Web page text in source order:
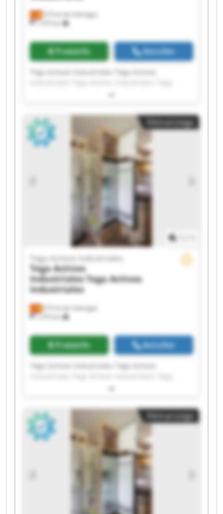
El Prat de Llobregat
1.270 km
Preisinfo Anrufen
Tega Activos Industriales Tega Activos
Activos Industriales Tega Activos Industriales
Industriales Tega Activos Industriales Tega
Activos Industriales Tega Activos Industriales
Tega Activos Industriales Tega Activos
Industriales Tega Activos Industriales Tega
Activos Industriales Tega Activos Industriales
Tega Activos Industriales Tega Activos
Industriales Tega Activos Industriales Tega
Activos Industriales Tega Activos Industriales
Kleinanzeige
El Prat de Llobregat
1.270 km
Tega Activos Industriales
Tega Activos
Industriales Tega Activos
Industriales
Preisinfo Anrufen
Tega Activos Industriales Tega Activos
Activos Industriales Tega Activos Industriales
Industriales Tega Activos Industriales Tega
Activos Industriales Tega Activos Industriales
Tega Activos Industriales Tega Activos
Industriales Tega Activos Industriales Tega
Activos Industriales Tega Activos Industriales
Tega Activos Industriales Tega Activos
Industriales Tega Activos Industriales Tega
Activos Industriales Tega Activos Industriales
Kleinanzeige